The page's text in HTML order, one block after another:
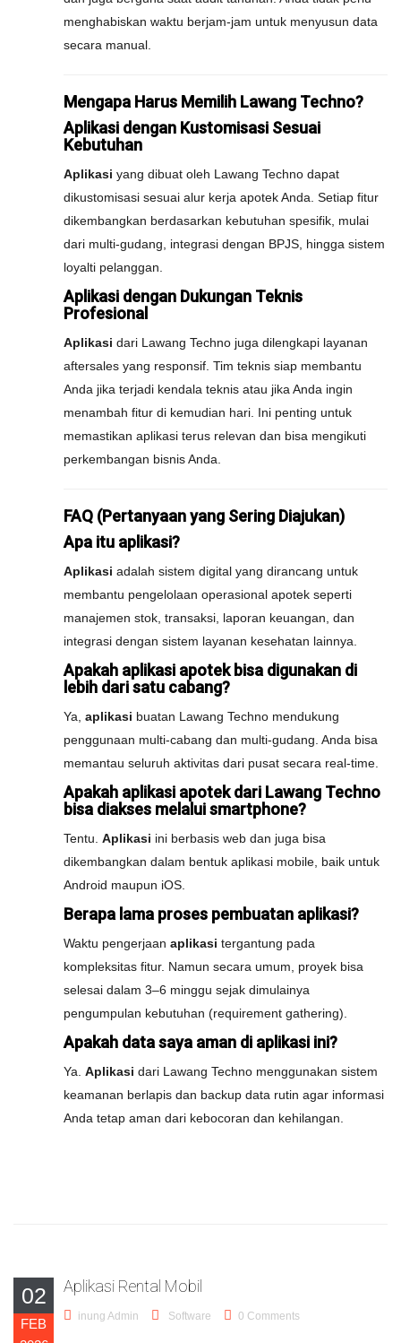
menghabiskan waktu berjam-jam untuk menyusun data
secara manual.
Mengapa Harus Memilih Lawang Techno?
Aplikasi dengan Kustomisasi Sesuai
Kebutuhan
Aplikasi yang dibuat oleh Lawang Techno dapat
dikustomisasi sesuai alur kerja apotek Anda. Setiap fitur
dikembangkan berdasarkan kebutuhan spesifik, mulai
dari multi-gudang, integrasi dengan BPJS, hingga sistem
loyalti pelanggan.
Aplikasi dengan Dukungan Teknis
Profesional
Aplikasi dari Lawang Techno juga dilengkapi layanan
aftersales yang responsif. Tim teknis siap membantu
Anda jika terjadi kendala teknis atau jika Anda ingin
menambah fitur di kemudian hari. Ini penting untuk
memastikan aplikasi terus relevan dan bisa mengikuti
perkembangan bisnis Anda.
FAQ (Pertanyaan yang Sering Diajukan)
Apa itu aplikasi?
Aplikasi adalah sistem digital yang dirancang untuk
membantu pengelolaan operasional apotek seperti
manajemen stok, transaksi, laporan keuangan, dan
integrasi dengan sistem layanan kesehatan lainnya.
Apakah aplikasi apotek bisa digunakan di
lebih dari satu cabang?
Ya, aplikasi buatan Lawang Techno mendukung
penggunaan multi-cabang dan multi-gudang. Anda bisa
memantau seluruh aktivitas dari pusat secara real-time.
Apakah aplikasi apotek dari Lawang Techno
bisa diakses melalui smartphone?
Tentu. Aplikasi ini berbasis web dan juga bisa
dikembangkan dalam bentuk aplikasi mobile, baik untuk
Android maupun iOS.
Berapa lama proses pembuatan aplikasi?
Waktu pengerjaan aplikasi tergantung pada
kompleksitas fitur. Namun secara umum, proyek bisa
selesai dalam 3–6 minggu sejak dimulainya
pengumpulan kebutuhan (requirement gathering).
Apakah data saya aman di aplikasi ini?
Ya. Aplikasi dari Lawang Techno menggunakan sistem
keamanan berlapis dan backup data rutin agar informasi
Anda tetap aman dari kebocoran dan kehilangan.
02
FEB
Aplikasi Rental Mobil
inung Admin Software 0 Comments